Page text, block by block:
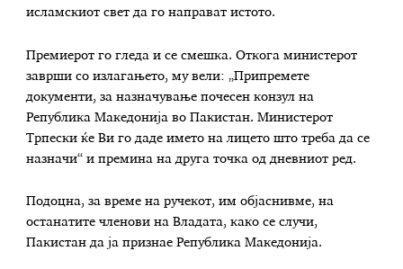
исламскиот свет да го направат истото.
Премиерот го гледа и се смешка. Откога министерот
заврши со излагањето, му вели: „Припремете
документи, за назначување почесен конзул на
Република Македонија во Пакистан. Министерот
Трпески ќе Ви го даде името на лицето што треба да се
назначи“ и премина на друга точка од дневниот ред.
Подоцна, за време на ручекот, им објаснивме, на
останатите членови на Владата, како се случи,
Пакистан да ја признае Република Македонија.